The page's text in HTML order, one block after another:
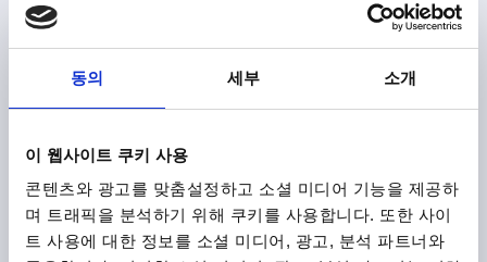
동의 세부 소개
이 웹사이트 쿠키 사용
콘텐츠와 광고를 맞춤설정하고 소셜 미디어 기능을 제공하
며 트래픽을 분석하기 위해 쿠키를 사용합니다. 또한 사이
트 사용에 대한 정보를 소셜 미디어, 광고, 분석 파트너와
주문 번호:
₩10,410
부가세 별도
세부 사항
K1871